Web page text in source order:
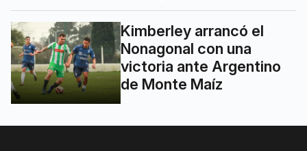
Kimberley arrancó el
Nonagonal con una
victoria ante Argentino
de Monte Maíz